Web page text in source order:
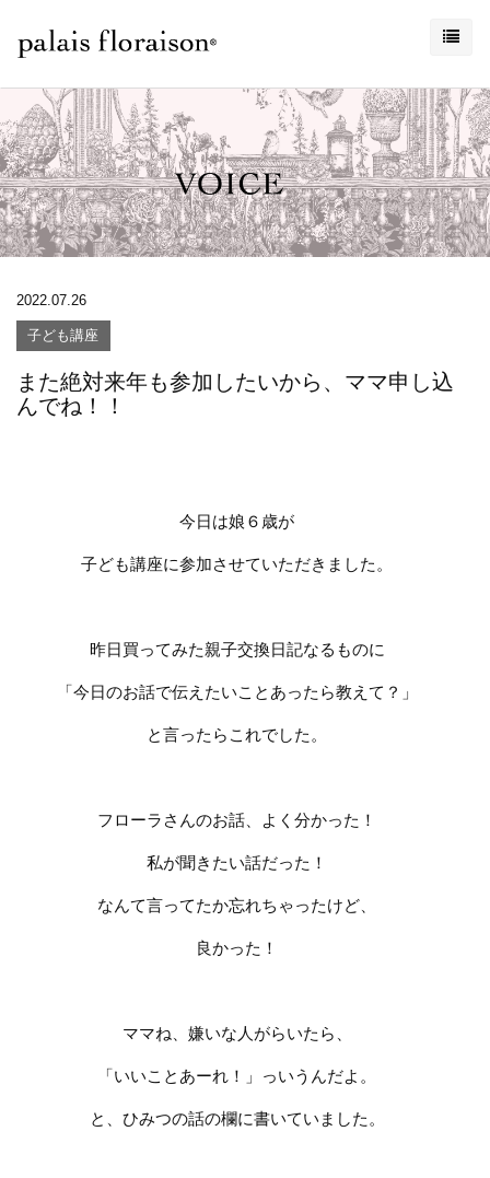
2022.07.26
子ども講座
また絶対来年も参加したいから、ママ申し込
んでね！！
今日は娘６歳が
子ども講座に参加させていただきました。
昨日買ってみた親子交換日記なるものに
「今日のお話で伝えたいことあったら教えて？」
と言ったらこれでした。
フローラさんのお話、よく分かった！
私が聞きたい話だった！
なんて言ってたか忘れちゃったけど、
良かった！
ママね、嫌いな人がらいたら、
「いいことあーれ！」っいうんだよ。
と、ひみつの話の欄に書いていました。